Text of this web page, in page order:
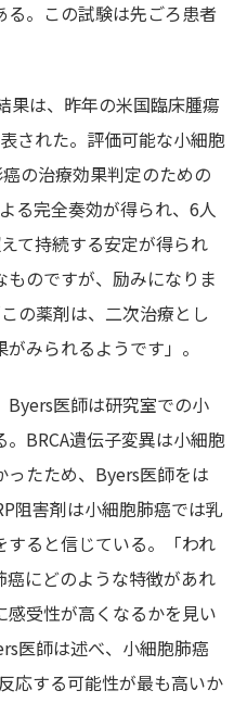
。この試験は先ごろ患者
果は、昨年の米国臨床腫瘍
された。評価可能な小細胞
の治療効果判定のための
る完全奏効が得られ、6人
て持続する安定が得られ
のですが、励みになりま
の薬剤は、二次治療とし
みられるようです」。
医師は研究室での小
BRCA遺伝子変異は小細胞
たため、Byers医師をは
阻害剤は小細胞肺癌では乳
ると信じている。「われ
にどのような特徴があれ
受性が高くなるかを見い
医師は述べ、小細胞肺癌
応する可能性が最も高いか